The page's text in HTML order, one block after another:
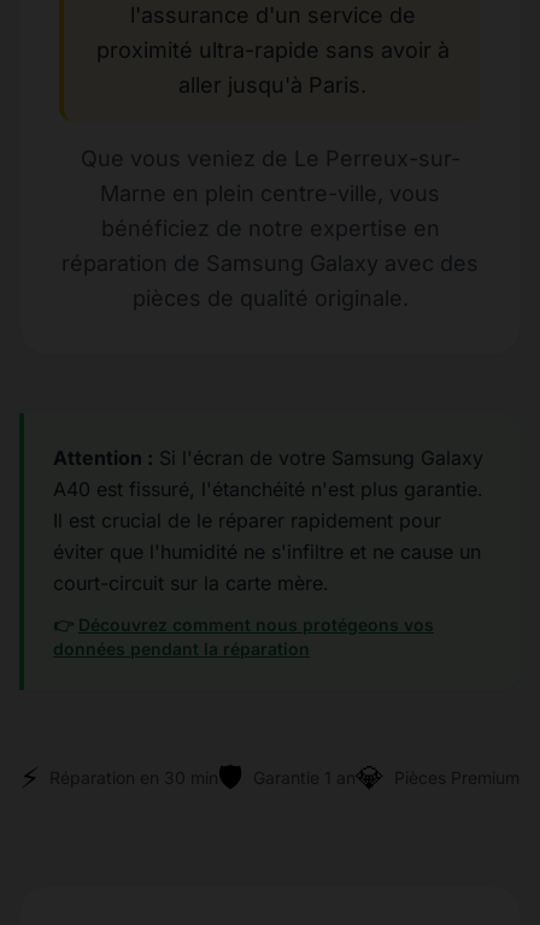
l'assurance d'un service de
proximité ultra-rapide sans avoir à
aller jusqu'à Paris.
Que vous veniez de Le Perreux-sur-
Marne en plein centre-ville, vous
bénéficiez de notre expertise en
réparation de Samsung Galaxy avec des
pièces de qualité originale.
Attention : Si l'écran de votre Samsung Galaxy
A40 est fissuré, l'étanchéité n'est plus garantie.
Il est crucial de le réparer rapidement pour
éviter que l'humidité ne s'infiltre et ne cause un
court-circuit sur la carte mère.
👉 Découvrez comment nous protégeons vos
données pendant la réparation
⚡ Réparation en 30 min🛡️ Garantie 1 an💎 Pièces Premium